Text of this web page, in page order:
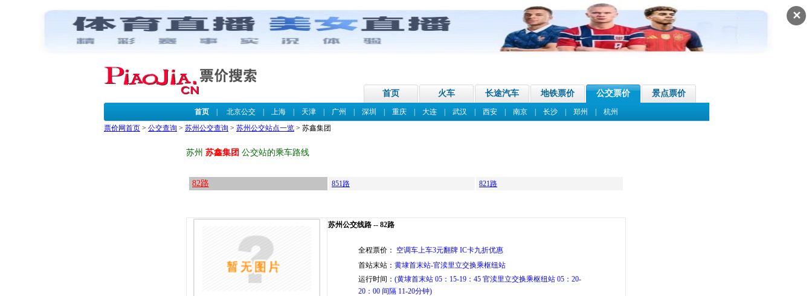
✕
首页 火车 长途汽车 地铁票价 公交票价 景点票价
首页| 北京公交| 上海| 天津| 广州 深圳 重庆| 大连| 武汉 西安| 南京| 长沙| 郑州
杭州
票价网首页 > 公交查询 > 苏州公交查询 > 苏州公交站点一览 > 苏鑫集团
苏州 苏鑫集团 公交站的乘车路线
82路 851路 821路
苏州公交线路 -- 82路
全程票价：
空调车上车3元翻牌 IC卡九折优惠
首站末站： 黄埭首末站-官渎里立交换乘枢纽站
运行时间： (黄埭首末站 05：15-19：45 官渎里立交换乘枢纽站 05：20-
20：00 间隔 11-20分钟)